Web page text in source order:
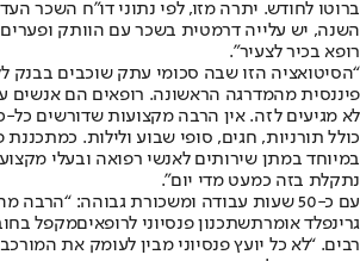
ברוטו לחודש. יתרה מזו, לפי נתוני דו”ח השכר
רופא בכיר לצעיר”.
“הסיטואציה הזו שבה סכומי עתק שוכבים בבנק
פיננסית מהמדרגה הראשונה. רופאים הם אנשים
לא מגיעים לזה. אין הרבה מקצועות שדורשים
כולל תורניות, חגים, סופי שבוע ולילות.
במיוחד במתן שירותים לאנשי רפואה ובעלי
נתקלת בזה כמעט מדי יום”.
עם כ-50 שעות עבודה ומשכורת גבוהה: “הרבה מהנטו נשאר בבנק”
גרינפלד אומרתשתכנון פנסיוני לרופאיםמקפל
רבים. “לא כל יועץ פנסיוני מבין לעומק את